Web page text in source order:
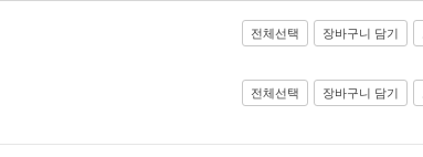
전체선택 장바구니 담기
전체선택 장바구니 담기